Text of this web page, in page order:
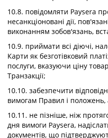
10.8. повідомляти Paysera
несанкціоновані дії,
виконанням зобов'язань,
10.9. приймати всі діючі,
Карти як безготівковий
послуги, вказуючи ціну
Транзакції;
10.10. забезпечити
вимогам Правил і
10.11. не пізніше, ніж
дня вимоги Paysera,
документів, що